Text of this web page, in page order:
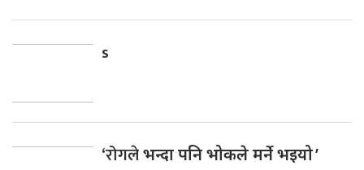
s
‘रोगलेभन्दा पनि भोकले मर्ने भइयो ’